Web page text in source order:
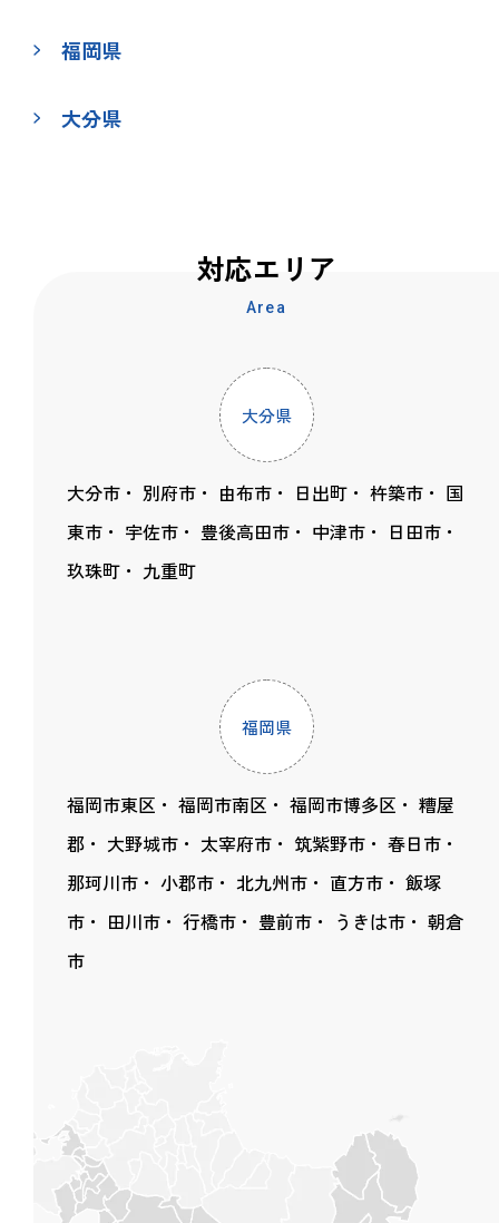
福岡県
大分県
対応エリア
Area
大分県
大分市 別府市 由布市 日出町 杵築市
国
東市
宇佐市 豊後高田市 中津市
日田市
玖珠町
九重町
福岡県
福岡市東区 福岡市南区 福岡市博多区
糟屋
郡
大野城市 太宰府市 筑紫野市
春日市
那珂川市
小郡市 北九州市 直方市
飯塚
市
田川市 行橋市 豊前市 うきは市
朝倉
市